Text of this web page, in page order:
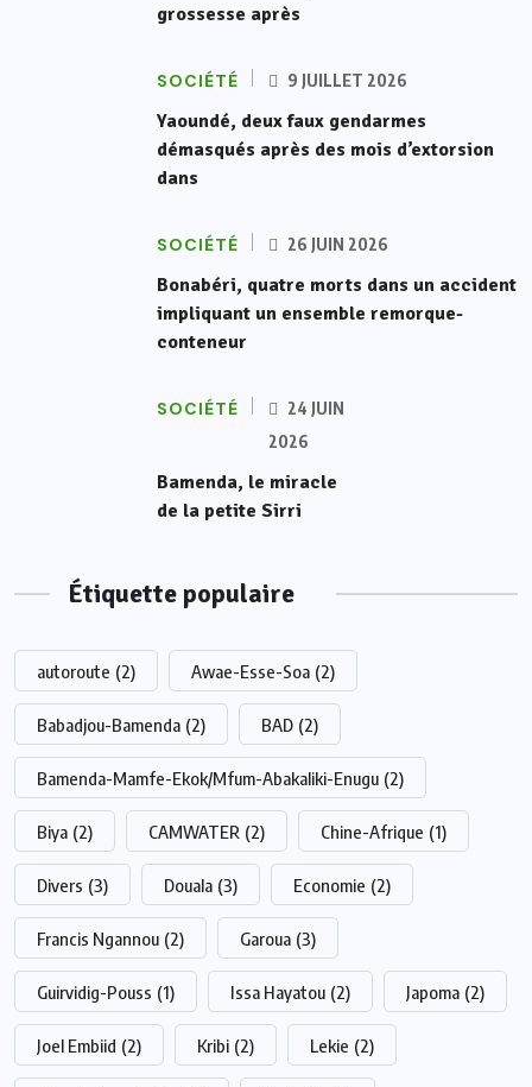
grossesse après
SOCIÉTÉ 9 JUILLET 2026
Yaoundé, deux faux gendarmes
démasqués après des mois d’extorsion
dans
SOCIÉTÉ 26 JUIN 2026
Bonabéri, quatre morts dans un accident
impliquant un ensemble remorque-
conteneur
SOCIÉTÉ
24 JUIN
2026
Bamenda, le miracle
de la petite Sirri
Étiquette populaire
autoroute (2) Awae-Esse-Soa (2)
Babadjou-Bamenda (2) BAD (2)
Bamenda-Mamfe-Ekok/Mfum-Abakaliki-Enugu (2)
Biya (2) CAMWATER (2) Chine-Afrique (1)
Divers (3) Douala (3) Economie (2)
Francis Ngannou (2) Garoua (3)
Guirvidig-Pouss (1) Issa Hayatou (2) Japoma (2)
Joel Embiid (2) Kribi (2) Lekie (2)